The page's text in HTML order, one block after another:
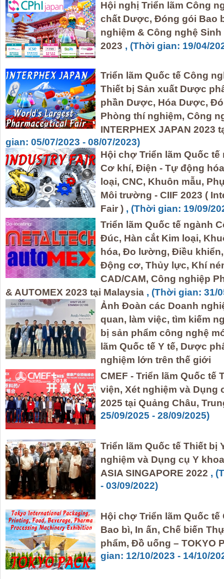
Hội nghị Triển lãm Công
chất Dược, Đóng gói Bao
nghiệm & Công nghệ
2023 , (Thời gian: 19/04/
Triển lãm Quốc tế Công
Thiết bị Sản xuất Dược
phần Dược, Hóa Dược,
Phòng thí nghiệm, Công
INTERPHEX JAPAN 2023
gian: 05/07/2023 - 08/07/2023)
Hội chợ Triển lãm Quốc
Cơ khí, Điện - Tự động
loại, CNC, Khuôn mẫu,
Môi trường - CIIF 2023 (
Fair ) , (Thời gian: 19/09/
Triển lãm Quốc tế ngành
Đúc, Hàn cắt Kim loại,
hóa, Đo lường, Điều
Động cơ, Thủy lực, Khí
CAD/CAM, Công nghiệp
& AUTOMEX 2023 tại Malaysia , (Thời gian: 31/
Ảnh Đoàn các Doanh
quan, làm việc, tìm kiếm
bị sản phẩm công nghệ
lãm Quốc tế Y tế, Dược
nghiệm lớn trên thế giới
CMEF - Triển lãm Quốc tế
viện, Xét nghiệm và Dụng
2025 tại Quảng Châu,
25/09/2025 - 28/09/2025)
Triển lãm Quốc tế Thiết bị
nghiệm và Dụng cụ Y
ASIA SINGAPORE 2022 ,
- 03/09/2022)
Hội chợ Triển lãm Quốc
Bao bì, In ấn, Chế biến
phẩm, Đồ uống – TOKYO
gian: 12/10/2023 - 14/10/